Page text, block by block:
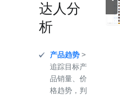
达人分
析
产品趋势 >
追踪目标产
品销量、价
格趋势，判